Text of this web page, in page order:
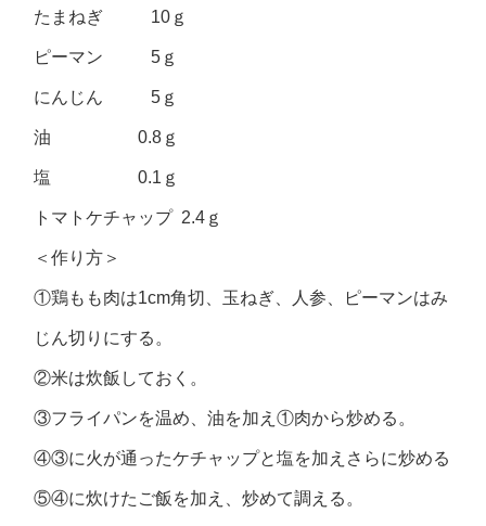
たまねぎ 10ｇ
ピーマン 5ｇ
にんじん 5ｇ
油 0.8ｇ
塩 0.1ｇ
トマトケチャップ 2.4ｇ
＜作り方＞
①鶏もも肉は1cm角切、玉ねぎ、人参、ピーマンはみ
じん切りにする。
②米は炊飯しておく。
③フライパンを温め、油を加え①肉から炒める。
④③に火が通ったケチャップと塩を加えさらに炒める
⑤④に炊けたご飯を加え、炒めて調える。